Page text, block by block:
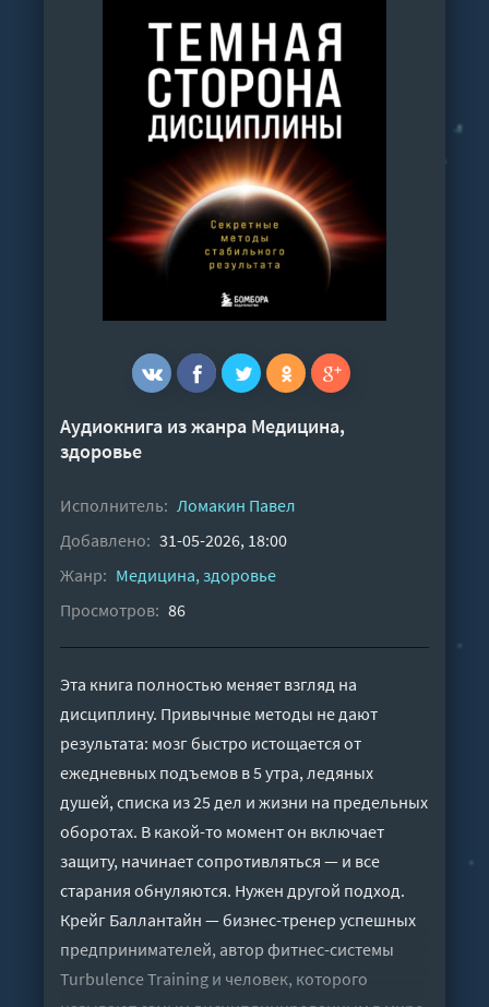
Аудиокнига из жанра Медицина,
здоровье
Исполнитель: Ломакин Павел
Добавлено: 31-05-2026, 18:00
Жанр: Медицина, здоровье
Просмотров: 86
Эта книга полностью меняет взгляд на
дисциплину. Привычные методы не дают
результата: мозг быстро истощается от
ежедневных подъемов в 5 утра, ледяных
душей, списка из 25 дел и жизни на предельных
оборотах. В какой-то момент он включает
защиту, начинает сопротивляться — и все
старания обнуляются. Нужен другой подход.
Крейг Баллантайн — бизнес-тренер успешных
предпринимателей, автор фитнес-системы
Turbulence Training и человек, которого